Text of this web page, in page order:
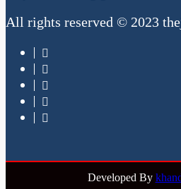
All rights reserved © 2023
Developed By